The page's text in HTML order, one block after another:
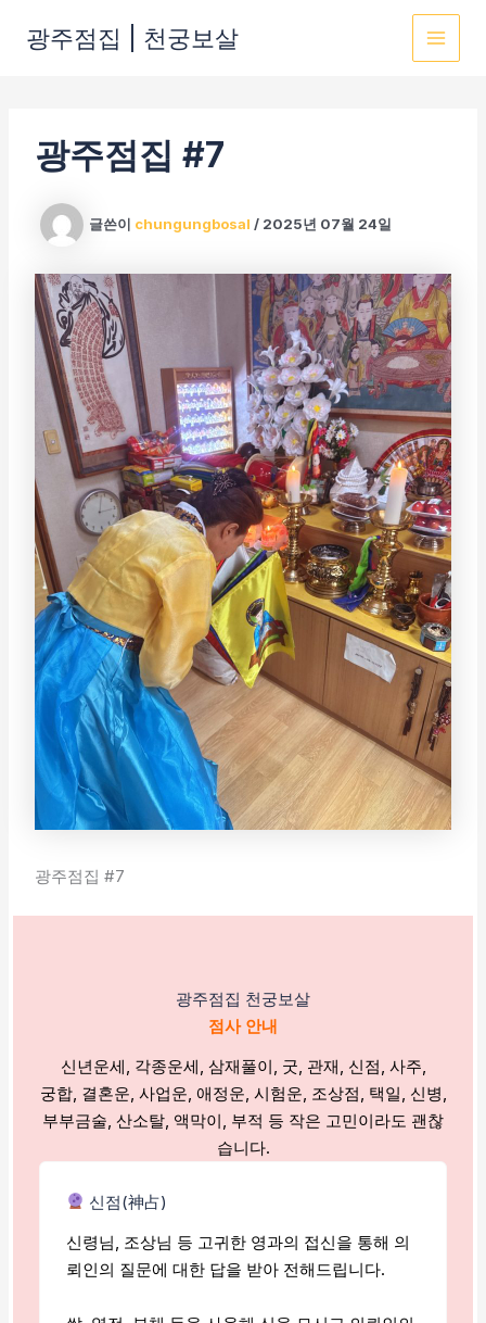
광주점집 | 천궁보살
광주점집 #7
글쓴이 chungungbosal/ 2025년 07월 24일
광주점집 #7
광주점집 천궁보살
점사 안내
신년운세, 각종운세, 삼재풀이, 굿, 관재, 신점, 사주,
궁합, 결혼운, 사업운, 애정운, 시험운, 조상점, 택일, 신병,
부부금술, 산소탈, 액막이, 부적 등 작은 고민이라도 괜찮
습니다.
신점(神占)
신령님, 조상님 등 고귀한 영과의 접신을 통해 의
뢰인의 질문에 대한 답을 받아 전해드립니다.